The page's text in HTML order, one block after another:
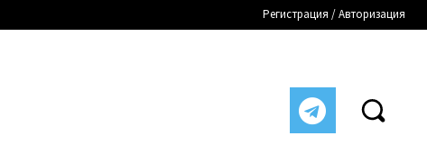
Регистрация / Авторизация